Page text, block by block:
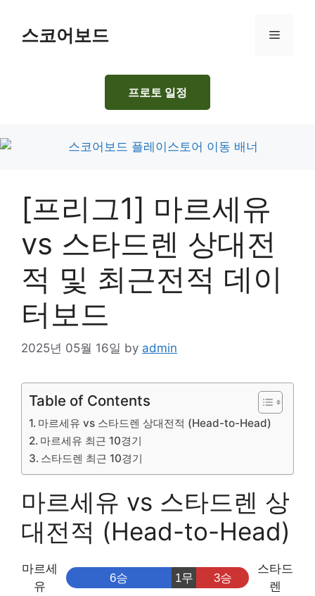
content스코어보드 Menu
프로토 일정
[프리그1] 마르세유
vs 스타드렌 상대전
적 및 최근전적 데이
터보드
2025년 05월 16일 by admin
Table of Contents
마르세유 vs 스타드렌 상대전적 (Head-to-Head)
마르세유 최근 10경기
스타드렌 최근 10경기
마르세유 vs 스타드렌 상
대전적 (Head-to-Head)
마르세
유
6승 1무 3승
스타드
렌